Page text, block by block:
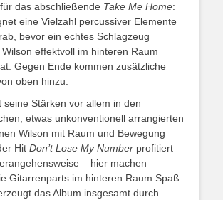
das abschließende Take Me Home:
eine Vielzahl percussiver Elemente
bevor ein echtes Schlagzeug
effektvoll im hinteren Raum
Gegen Ende kommen zusätzliche
oben hinzu.
seine Stärken vor allem in den
etwas unkonventionell arrangierten
Wilson mit Raum und Bewegung
Hit Don’t Lose My Number profitiert
– hier machen
Gitarrenparts im hinteren Raum Spaß.
das Album insgesamt durch